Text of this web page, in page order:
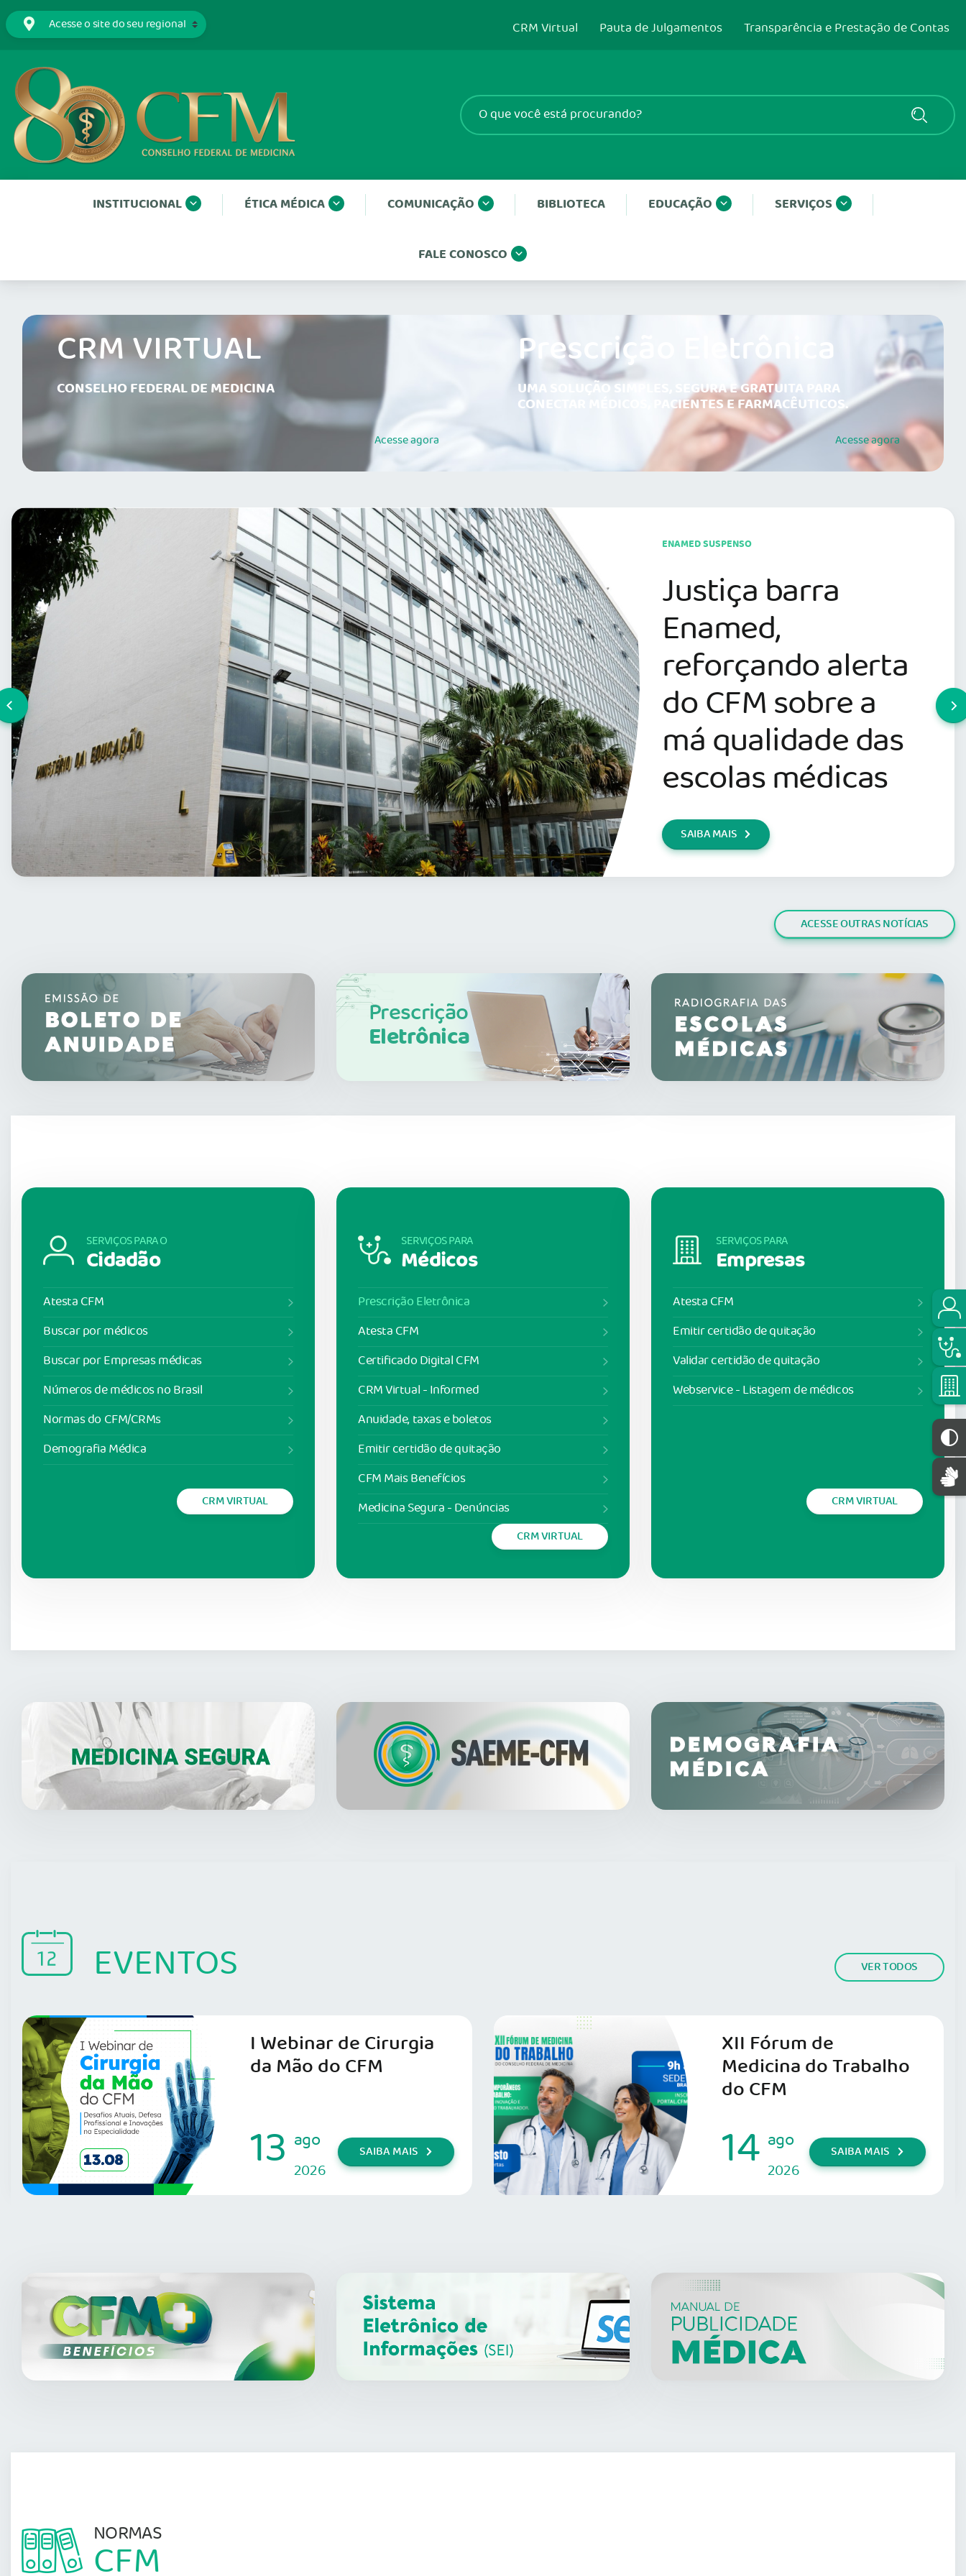
CRM Virtual Pauta de Julgamentos Transparência e Prestação de Contas
INSTITUCIONAL ÉTICA MÉDICA COMUNICAÇÃO BIBLIOTECA EDUCAÇÃO SERVIÇOS
FALE CONOSCO
CRM VIRTUAL
CONSELHO FEDERAL DE MEDICINA
Acesseagora
Prescrição Eletrônica
UMA SOLUÇÃO SIMPLES, SEGURA E GRATUITA PARA
CONECTAR MÉDICOS, PACIENTES E FARMACÊUTICOS.
Acesseagora
ENAMED SUSPENSO
Justiça barra
Enamed,
reforçando alerta
do CFM sobre a
má qualidade das
escolas médicas
SAIBA MAIS
ACESSE OUTRAS NOTÍCIAS
Prescrição
Eletrônica
SERVIÇOS PARA O
Cidadão
Atesta CFM
Buscar por médicos
Buscar por Empresas médicas
Números de médicos no Brasil
Normas do CFM/CRMs
Demografia Médica
CRM VIRTUAL
SERVIÇOS PARA
Médicos
Prescrição Eletrônica
Atesta CFM
Certificado Digital CFM
CRM Virtual - Informed
Anuidade, taxas e boletos
Emitir certidão de quitação
CFM Mais Benefícios
Medicina Segura - Denúncias
CRM VIRTUAL
SERVIÇOS PARA
Empresas
Atesta CFM
Emitir certidão de quitação
Validar certidão de quitação
Webservice - Listagem de médicos
CRM VIRTUAL
EVENTOS VER TODOS
I Webinar de Cirurgia
da Mão do CFM
13 ago
2026
SAIBA MAIS
XII Fórum de
Medicina do Trabalho
do CFM
14 ago
2026
SAIBA MAIS
NORMAS
CFM